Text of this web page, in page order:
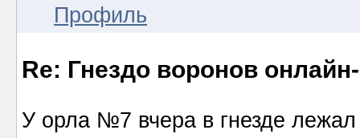
Профиль
Re: Гнездо воронов
У орла №7 вчера в гнезде